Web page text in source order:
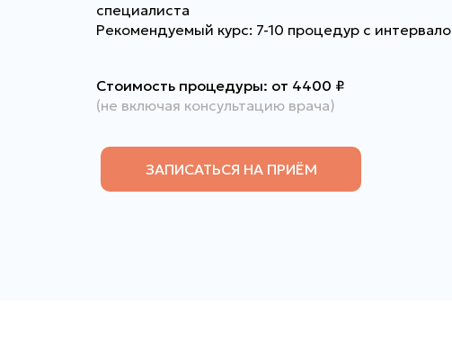
специалиста
Рекомендуемый курс: 7-10 процедур с
Стоимость процедуры: от 4400 ₽
(не включая консультацию врача)
ЗАПИСАТЬСЯ НА ПРИЁМ